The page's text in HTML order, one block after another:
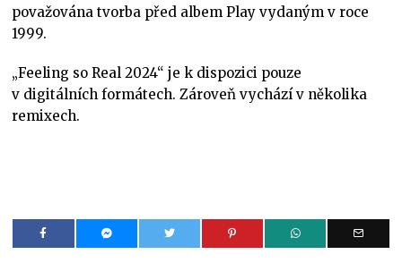
považována tvorba před albem Play vydaným v roce
1999.
„Feeling so Real 2024“ je k dispozici pouze
v digitálních formátech. Zároveň vychází v několika
remixech.